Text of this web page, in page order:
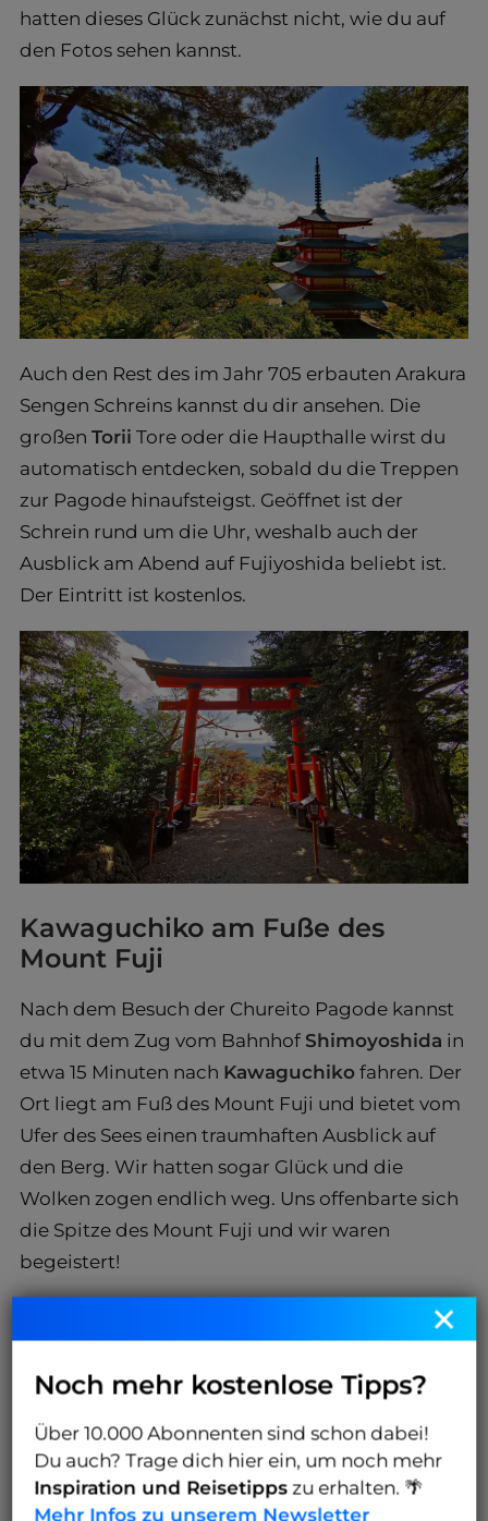
hatten dieses Glück zunächst nicht, wie du auf
den Fotos sehen kannst.
Auch den Rest des im Jahr 705 erbauten Arakura
Sengen Schreins kannst du dir ansehen. Die
großen Torii Tore oder die Haupthalle wirst du
automatisch entdecken, sobald du die Treppen
zur Pagode hinaufsteigst. Geöffnet ist der
Schrein rund um die Uhr, weshalb auch der
Ausblick am Abend auf Fujiyoshida beliebt ist.
Der Eintritt ist kostenlos.
Kawaguchiko am Fuße des
Mount Fuji
Nach dem Besuch der Chureito Pagode kannst
du mit dem Zug vom Bahnhof Shimoyoshida in
etwa 15 Minuten nach Kawaguchiko fahren. Der
Ort liegt am Fuß des Mount Fuji und bietet vom
Ufer des Sees einen traumhaften Ausblick auf
den Berg. Wir hatten sogar Glück und die
Wolken zogen endlich weg. Uns offenbarte sich
die Spitze des Mount Fuji und wir waren
begeistert!
×
Noch mehr kostenlose Tipps?
Über 10.000 Abonnenten sind schon dabei!
Du auch? Trage dich hier ein, um noch mehr
Inspiration und Reisetipps zu erhalten. 🌴
Mehr Infos zu unserem Newsletter